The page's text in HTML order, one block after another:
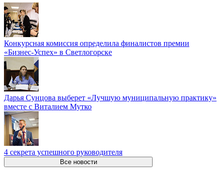
Конкурсная комиссия определила финалистов премии
«Бизнес-Успех» в Светлогорске
Дарья Сунцова выберет «Лучшую муниципальную практику»
вместе с Виталием Мутко
4 секрета успешного руководителя
Все новости